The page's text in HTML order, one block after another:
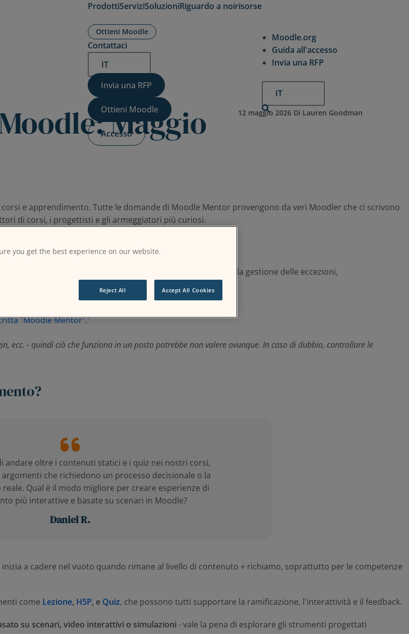
Prodotti
Expand
child
menu
for
Prodotti
Servizi
Expand
child
menu
for
Servizi
Soluzioni
Expand
child
menu
Soluzioni
Riguardo a noirisorse
Ottieni Moodle
Contattaci
IT
Invia una RFP
Ottieni Moodle
Accesso
Moodle.org
Guida all'accesso
Invia una RFP
IT
Maggio 12 maggio 2026 Di Lauren Goodman
e apprendimento. Tutte le domande di Moodle Mentor provengono da veri Moodler che ci scrivono
di corsi, i progettisti e gli armeggiatori più curiosi.
quotidiane molto reali: la classificazione dei flussi di lavoro, la gestione delle eccezioni,
testa in Moodle...
ecc. - quindi ciò che funziona in un posto potrebbe non valere ovunque. In caso di dubbio, controllare le
andare oltre i contenuti statici e i quiz nei nostri corsi,
che richiedono un processo decisionale o la
Qual è il modo migliore per creare esperienze di
più interattive e basate su scenari in Moodle?
Daniel R.
a cadere nel vuoto quando rimane al livello di contenuto + richiamo, soprattutto per le competenze
come Lezione, H5P, e Quiz, che possono tutti supportare la ramificazione, l'interattività e il feedback.
su scenari, video interattivi o simulazioni - vale la pena di esplorare gli strumenti progettati
you get the best experience on our website.
Reject All Accept All Cookies